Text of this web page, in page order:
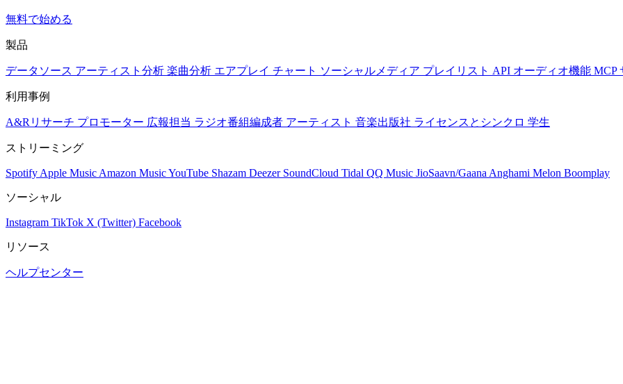
無料で始める
製品
データソース アーティスト分析 楽曲分析 エアプレイ チャート ソーシャルメディア プレイリスト API オーディオ機能 MCP
利用事例
A&Rリサーチ プロモーター 広報担当 ラジオ番組編成者 アーティスト 音楽出版社 ライセンスとシンクロ 学生
ストリーミング
Spotify Apple Music Amazon MusicYouTube Shazam Deezer SoundCloud Tidal QQ Music JioSaavn/Gaana Anghami Melon Boomplay
ソーシャル
Instagram TikTok X (Twitter) Facebook
リソース
ヘルプセンター